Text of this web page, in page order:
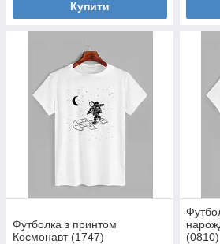
Купити
Футболка з принтом
Космонавт (1747)
(0810)